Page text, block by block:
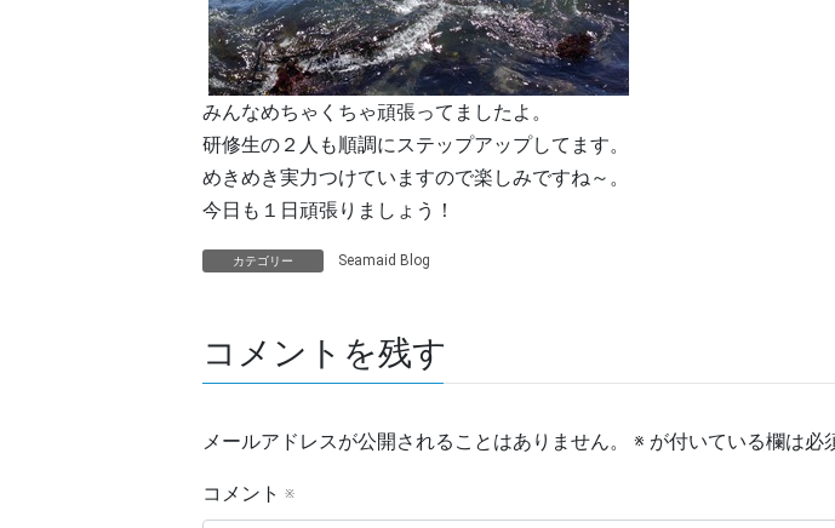
みんなめちゃくちゃ頑張ってましたよ。
研修生の２人も順調にステップアップしてます。
めきめき実力つけていますので楽しみですね～。
今日も１日頑張りましょう！
カテゴリー Seamaid Blog
コメントを残す
メールアドレスが公開されることはありません。 ※ が付いている欄は必
コメント ※